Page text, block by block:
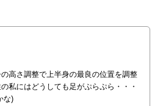
高さ調整で上半身の最良の位置を調整
私にはどうしても足がぷらぷら・・・
な)